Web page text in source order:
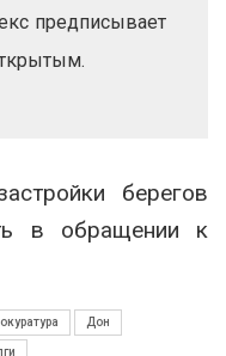
предписывает
берегов
в обращении к
Дон